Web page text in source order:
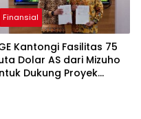
Finansial
Kantongi Fasilitas 75
Dolar AS dari Mizuho
Dukung Proyek